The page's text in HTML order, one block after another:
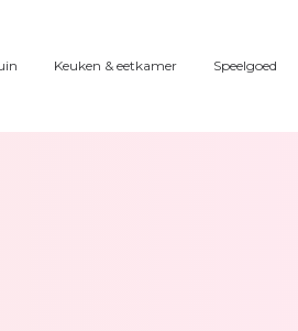
Keuken & eetkamer Speelgoed